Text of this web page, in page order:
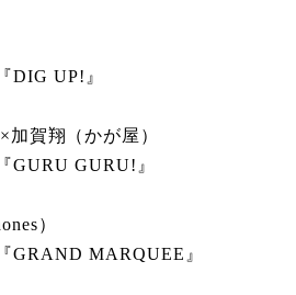
DIG UP!』
賀翔（かが屋）
GURU GURU!』
）
GRAND MARQUEE』